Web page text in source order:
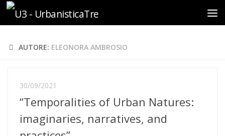
Sotto il contenuto
AUTORE: ELEONORA AMBROSIO
30/09/2021
“Temporalities of Urban Natures:
imaginaries, narratives, and